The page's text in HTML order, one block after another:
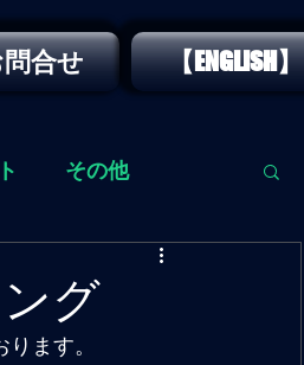
合せ 【ENGLISH】
その他
グ
ます。